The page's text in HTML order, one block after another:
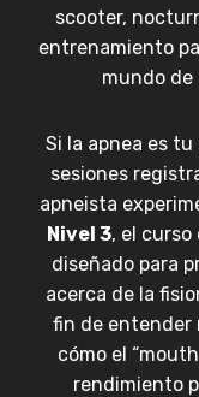
scooter,
entrenamiento
mundo de
Si la apnea es
sesiones
apneista
Nivel 3, el
diseñado para
acerca de la
fin de entender
cómo el
rendimiento